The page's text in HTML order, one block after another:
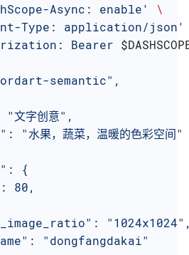
Async: enable'
\
Type: application/json'
Bearer
semantic",
文字创意",
"水果，蔬菜，温暖的色彩空间"
{
80,
"dongfangdakai"